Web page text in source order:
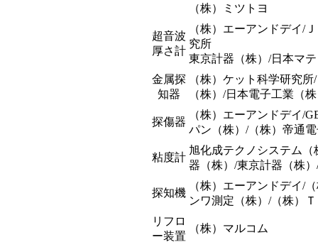
（株）ミツトヨ
超音波
厚さ計
（株）エーアンドデイ/
究所
東京計器（株）/日本マ
金属探
知器
（株）ケット科学研究
（株）/日本電子工業（
探傷器
（株）エーアンドデイ/
パン（株）/（株）帝通
粘度計
旭化成テクノシステム
器（株）/東京計器（株
探知機
（株）エーアンドデイ/
ンワ測定（株）/（株）
リフロ
ー装置
（株）マルコム